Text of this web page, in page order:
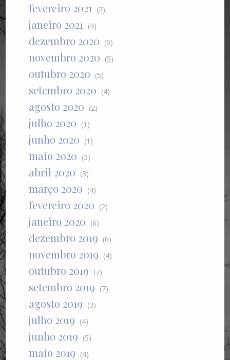
fevereiro 2021 (2)
janeiro 2021 (4)
dezembro 2020 (6)
novembro 2020 (5)
outubro 2020 (5)
setembro 2020 (4)
agosto 2020 (2)
julho 2020 (1)
junho 2020 (1)
maio 2020 (3)
abril 2020 (3)
março 2020 (4)
fevereiro 2020 (2)
janeiro 2020 (6)
dezembro 2019 (6)
novembro 2019 (4)
outubro 2019 (7)
setembro 2019 (7)
agosto 2019 (3)
julho 2019 (4)
junho 2019 (5)
maio 2019 (4)